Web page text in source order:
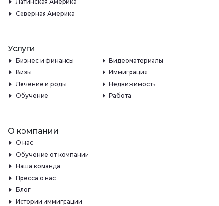
Латинская Америка
Северная Америка
Услуги
Бизнес и финансы
Видеоматериалы
Визы
Иммиграция
Лечение и роды
Недвижимость
Обучение
Работа
О компании
О нас
Обучение от компании
Наша команда
Пресса о нас
Блог
Истории иммиграции